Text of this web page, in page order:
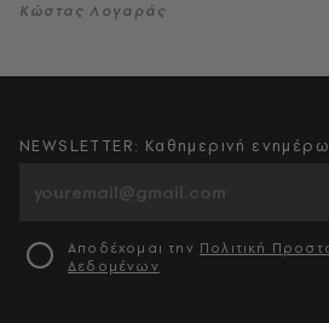
Κώστας Λογαράς
NEWSLETTER: Καθημερινή
Αποδέχομαι την Πολιτική
Δεδομένων